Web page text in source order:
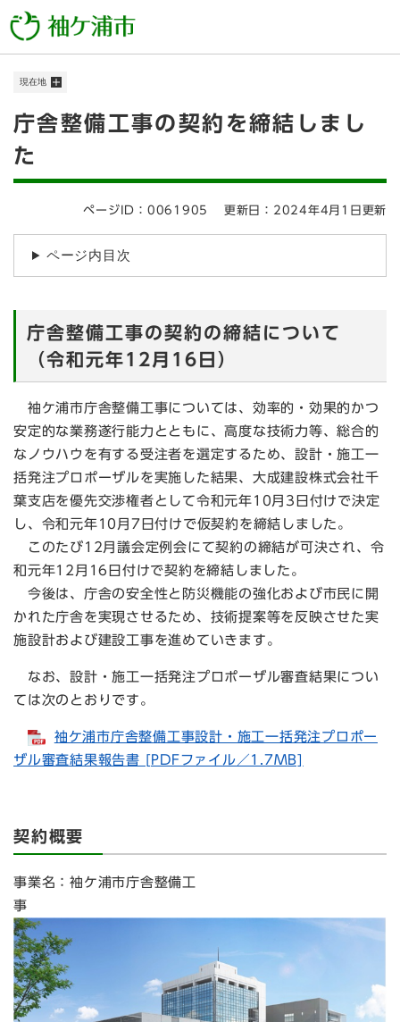
ー
メニューを飛ばして本文へ
現在地
本
庁舎整備工事の契約を締結しまし
た
ページID：0061905 更新日：2024年4月1日更新
ページ内目次
庁舎整備工事の契約の締結について
（令和元年12月16日）
袖ケ浦市庁舎整備工事については、効率的・効果的かつ
安定的な業務遂行能力とともに、高度な技術力等、総合的
なノウハウを有する受注者を選定するため、設計・施工一
括発注プロポーザルを実施した結果、大成建設株式会社千
葉支店を優先交渉権者として令和元年10月3日付けで決定
し、令和元年10月7日付けで仮契約を締結しました。
このたび12月議会定例会にて契約の締結が可決され、令
和元年12月16日付けで契約を締結しました。
今後は、庁舎の安全性と防災機能の強化および市民に開
かれた庁舎を実現させるため、技術提案等を反映させた実
施設計および建設工事を進めていきます。
なお、設計・施工一括発注プロポーザル審査結果につい
ては次のとおりです。
袖ケ浦市庁舎整備工事設計・施工一括発注プロポー
ザル審査結果報告書 [PDFファイル／1.7MB]
契約概要
事業名：袖ケ浦市庁舎整備工
事